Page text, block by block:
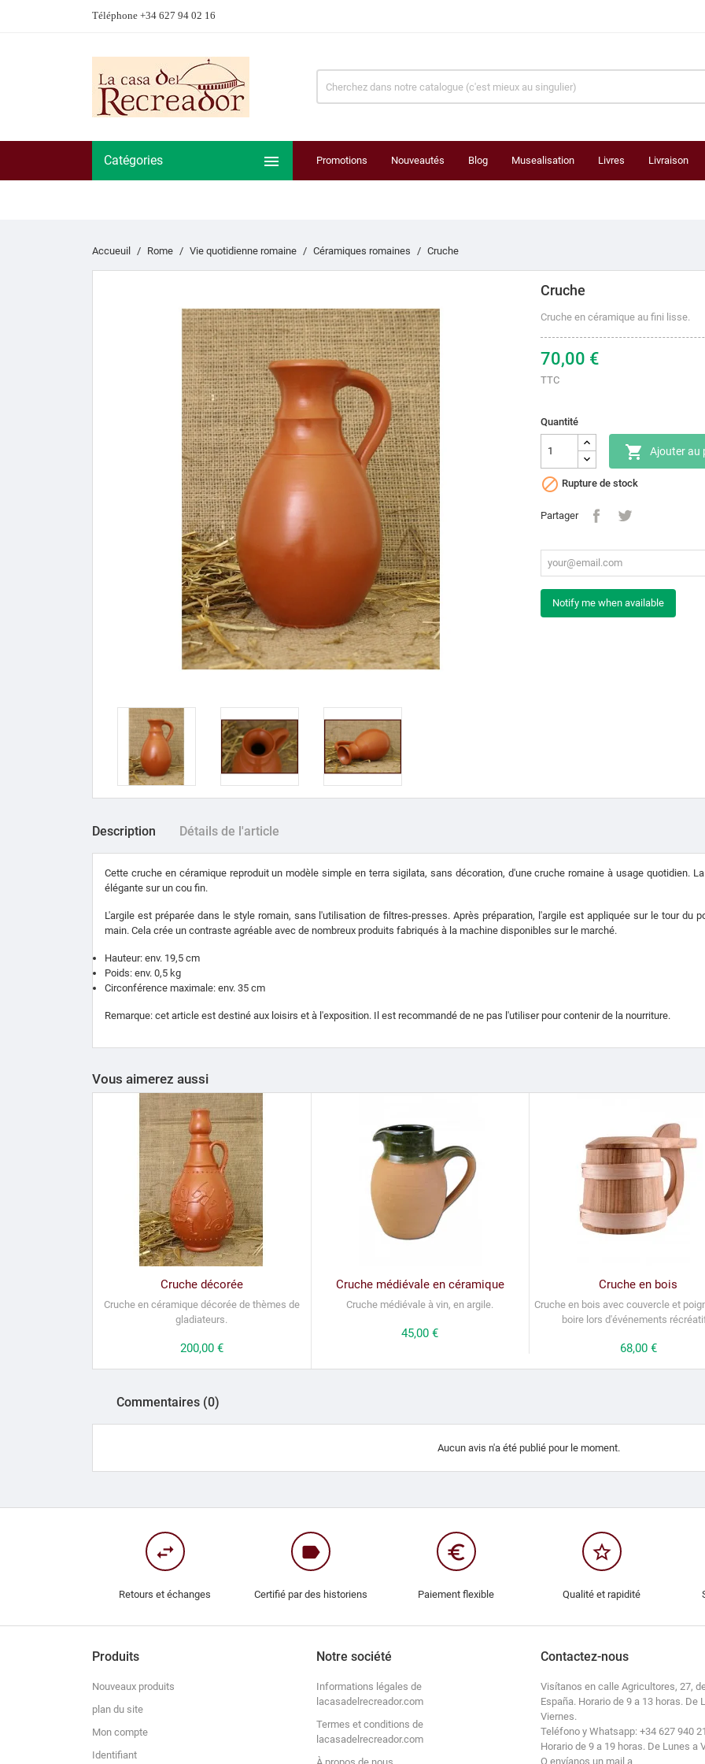
Téléphone +34 627 94 02 16
Catégories  Promotions Nouveautés Blog Musealisation Livres Livraison
Accueuil Rome Vie quotidienne romaine Céramiques romaines Cruche
Cruche
Cruche en céramique au fini lisse.
70,00 €
TTC
Quantité
 Ajouter au
 Rupture de stock
Partager
Notify me when available
Description Détails de l'article
Cette cruche en céramique reproduit un modèle simple en terra sigilata, sans décoration, d'une cruche romaine à usage quotidien.
élégante sur un cou fin.
L'argile est préparée dans le style romain, sans l'utilisation de filtres-presses. Après préparation, l'argile est appliquée sur le tour du
main. Cela crée un contraste agréable avec de nombreux produits fabriqués à la machine disponibles sur le marché.
Hauteur: env. 19,5 cm
Poids: env. 0,5 kg
Circonférence maximale: env. 35 cm
Remarque: cet article est destiné aux loisirs et à l'exposition. Il est recommandé de ne pas l'utiliser pour contenir de la nourriture.
Vous aimerez aussi
Cruche décorée
Cruche en céramique décorée de thèmes de
gladiateurs.
Prix
200,00 €
Cruche médiévale en céramique
Cruche médiévale à vin, en argile.
Prix
45,00 €
Cruche en bois
Cruche en bois avec couvercle et
boire lors d'événements
Prix
68,00 €
Commentaires (0)
Aucun avis n'a été publié pour le moment.
swap_horiz
Retours et échanges
label
Certifié par des historiens
euro_symbol
Paiement flexible
star_border
Qualité et rapidité
Produits
Nouveaux produits
plan du site
Mon compte
Identifiant
Notre société
Informations légales de
lacasadelrecreador.com
Termes et conditions de
lacasadelrecreador.com
Contactez-nous
Visítanos en calle Agricultores, 27,
España. Horario de 9 a 13 horas. De
Viernes.
Teléfono y Whatsapp: +34 627 940
Horario de 9 a 19 horas. De Lunes a
O envíanos un mail a